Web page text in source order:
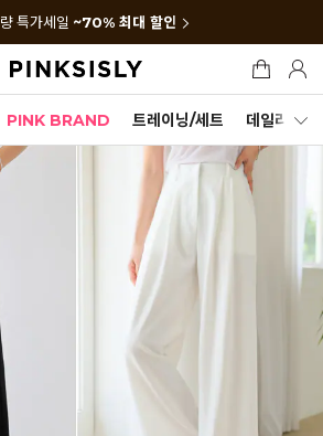
특가세일 ~70% 최대 할인
PINK BRAND 트레이닝/세트 데일리세트